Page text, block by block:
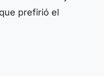
prefirió el